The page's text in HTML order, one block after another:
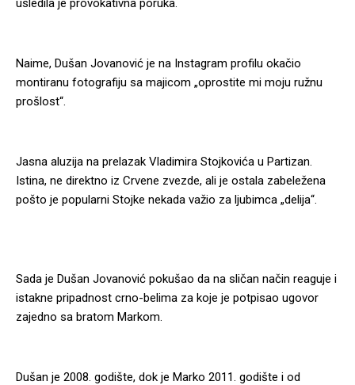
Naime, Dušan Jovanović je na Instagram profilu okačio
montiranu fotografiju sa majicom „oprostite mi moju ružnu
prošlost“.
Jasna aluzija na prelazak Vladimira Stojkovića u Partizan.
Istina, ne direktno iz Crvene zvezde, ali je ostala zabeležena
pošto je popularni Stojke nekada važio za ljubimca „delija“.
Sada je Dušan Jovanović pokušao da na sličan način reaguje i
istakne pripadnost crno-belima za koje je potpisao ugovor
zajedno sa bratom Markom.
Dušan je 2008. godište, dok je Marko 2011. godište i od